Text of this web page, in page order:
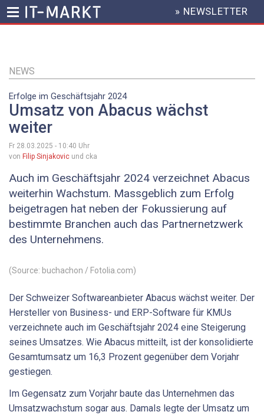
Inhalt
HEADER
MENU
» NEWSLETTER
NEWS
Erfolge im Geschäftsjahr 2024
Umsatz von Abacus wächst
weiter
Fr 28.03.2025 - 10:40 Uhr
von Filip Sinjakovic und cka
Auch im Geschäftsjahr 2024 verzeichnet Abacus
weiterhin Wachstum. Massgeblich zum Erfolg
beigetragen hat neben der Fokussierung auf
bestimmte Branchen auch das Partnernetzwerk
des Unternehmens.
(Source: buchachon / Fotolia.com)
Der Schweizer Softwareanbieter Abacus wächst weiter. Der
Hersteller von Business- und ERP-Software für KMUs
verzeichnete auch im Geschäftsjahr 2024 eine Steigerung
seines Umsatzes. Wie Abacus mitteilt, ist der konsolidierte
Gesamtumsatz um 16,3 Prozent gegenüber dem Vorjahr
gestiegen.
Im Gegensatz zum Vorjahr baute das Unternehmen das
Umsatzwachstum sogar aus. Damals legte der Umsatz um